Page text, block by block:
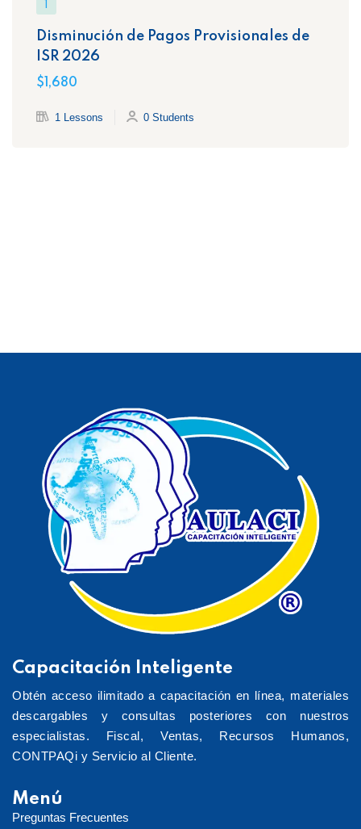
Disminución de Pagos Provisionales de
ISR 2026
$1,680
1 Lessons 0 Students
Capacitación Inteligente
Obtén acceso ilimitado a capacitación en línea, materiales
descargables y consultas posteriores con nuestros
especialistas. Fiscal, Ventas, Recursos Humanos,
CONTPAQi y Servicio al Cliente.
Menú
Preguntas Frecuentes